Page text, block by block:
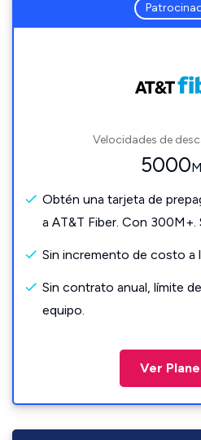
Velocidades de
5000
Obtén una tarjeta de
a AT&T Fiber. Con 300M+.
Sin incremento de costo a
Sin contrato anual, límite
equipo.
Ver